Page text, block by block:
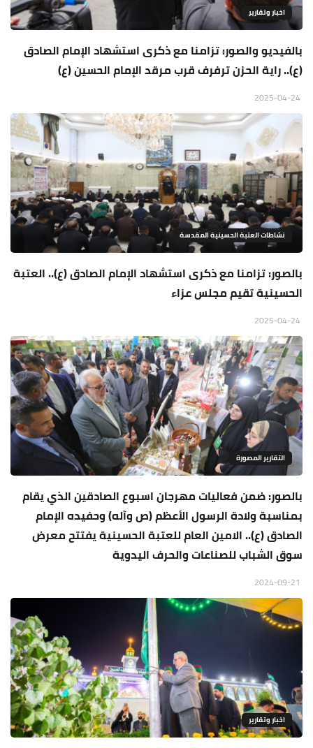
اخبار وتقارير
بالفيديو والصور: تزامنا مع ذكرى استشهاد الإمام الصادق
(ع).. راية الحزن ترفرف قرب مرقد الإمام الحسين (ع)
نشاطات العتبة الحسينية المقدسة
بالصور: تزامنا مع ذكرى استشهاد الإمام الصادق (ع).. العتبة
الحسينية تقيم مجلس عزاء
التقارير المصورة
بالصور: ضمن فعاليات مهرجان اسبوع الصادقين الذي يقام
بمناسبة ولادة الرسول الأعظم (ص وآله) وحفيده الإمام
الصادق (ع).. الامين العام للعتبة الحسينية يفتتح معرض
سوق الشباب للصناعات والحرف اليدوية
اخبار وتقارير